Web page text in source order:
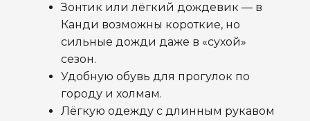
Зонтик или лёгкий дождевик — в
Канди возможны короткие, но
сильные дожди даже в «сухой»
сезон.
Удобную обувь для прогулок по
городу и холмам.
Лёгкую одежду с длинным рукавом